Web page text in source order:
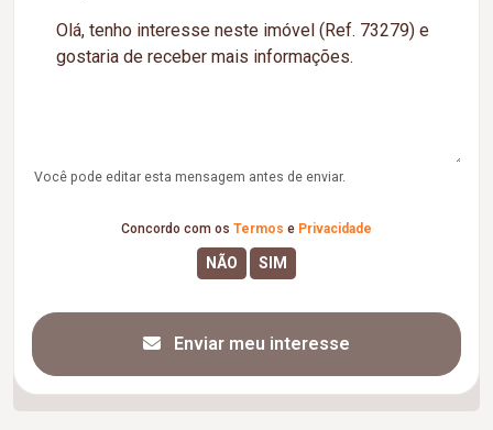
Você pode editar esta mensagem antes de enviar.
Concordo com os Termos e Privacidade
Enviar meu interesse